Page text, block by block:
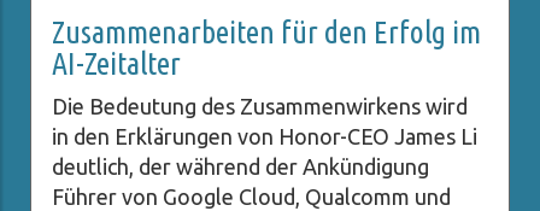
Zusammenarbeiten für den Erfolg im
AI-Zeitalter
Die Bedeutung des Zusammenwirkens wird
in den Erklärungen von Honor-CEO James Li
deutlich, der während der Ankündigung
Führer von Google Cloud, Qualcomm und